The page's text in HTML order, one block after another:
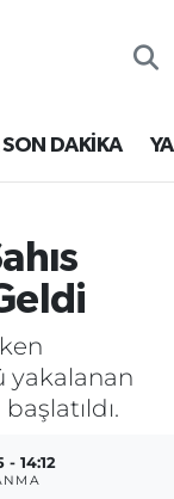
SON DAKİKA
yakalanan
- 14:12